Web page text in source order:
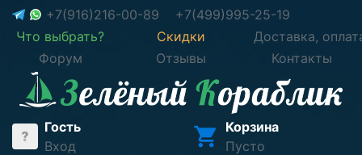
+7(916)216-00-89
+7(499)995-25-19
Что выбрать?
Скидки
Доставка,
Форум
Отзывы Контакты
Гость
Вход
Корзина
Пусто